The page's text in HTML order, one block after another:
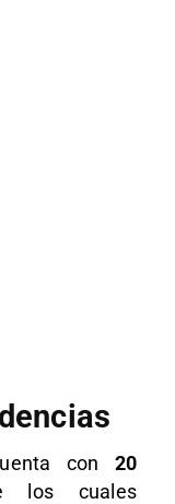
con 20
los cuales